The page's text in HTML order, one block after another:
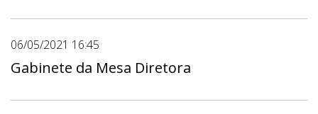
06/05/2021 16:45
Gabinete da Mesa Diretora